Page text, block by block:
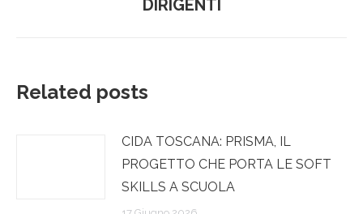
post:
DIRIGENTI
Related posts
CIDA TOSCANA: PRISMA, IL
PROGETTO CHE PORTA LE SOFT
SKILLS A SCUOLA